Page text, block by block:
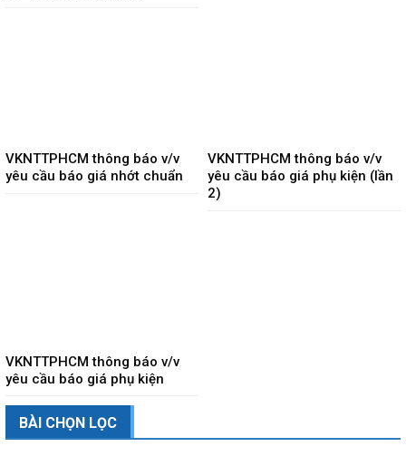
VKNTTPHCM thông báo v/v
yêu cầu báo giá nhớt chuẩn
VKNTTPHCM thông báo v/v
yêu cầu báo giá phụ kiện (lần
2)
VKNTTPHCM thông báo v/v
yêu cầu báo giá phụ kiện
BÀI CHỌN LỌC